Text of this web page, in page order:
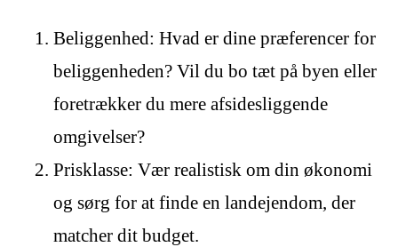
Beliggenhed: Hvad er dine præferencer for
beliggenheden? Vil du bo tæt på byen eller
foretrækker du mere afsidesliggende
omgivelser?
Prisklasse: Vær realistisk om din økonomi
og sørg for at finde en landejendom, der
matcher dit budget.